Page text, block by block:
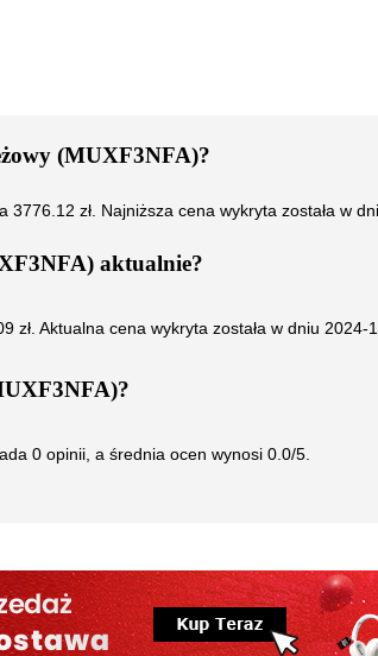
(MUXF3NFA)?
3776.12 zł. Najniższa cena wykryta została w
aktualnie?
zł. Aktualna cena wykryta została w dniu 2024-
?
0 opinii, a średnia ocen wynosi 0.0/5.